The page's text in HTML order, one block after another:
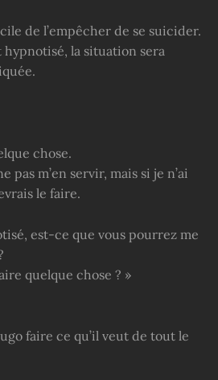
de l’empêcher de se suicider.
hypnotisé, la situation sera
chose.
pas m’en servir, mais si je n’ai
le faire.
est-ce que vous pourrez me
quelque chose ? »
faire ce qu’il veut de tout le